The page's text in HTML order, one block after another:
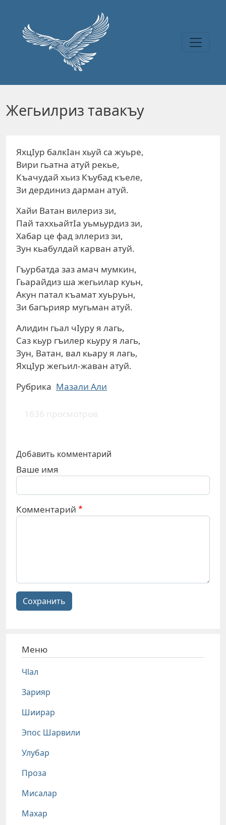
Жегьилриз тавакъу
ЯхцIур балкIан хьуй са жуьре,
Вири гьатна атуй рекье,
Къачудай хьиз Къубад къеле,
Зи дердиниз дарман атуй.
Хайи Ватан вилериз зи,
Пай таххьайтIа уьмьурдиз зи,
Хабар це фад эллериз зи,
Зун кьабулдай карван атуй.
Гъурбатда заз амач мумкин,
Гьарайдиз ша жегьилар куьн,
Акун патал къамат хуьруьн,
Зи багърияр мугьман атуй.
Алидин гьал чIуру я лагь,
Саз кьур гъилер кьуру я лагь,
Зун, Ватан, вал кьару я лагь,
ЯхцIур жегьил-жаван атуй.
Рубрика Мазали Али
1636 просмотров
Добавить комментарий
Ваше имя
Комментарий
Сохранить
Меню
Чlал
Зарияр
Шиирар
Эпос Шарвили
Улубар
Проза
Мисалар
Махар